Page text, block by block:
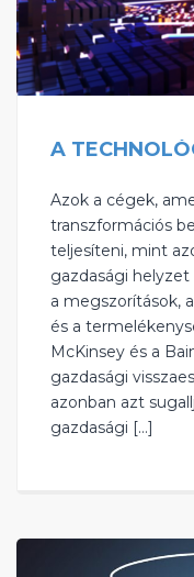
Azok a cégek,
transzformációs
teljesíteni, mint
gazdasági
a megszorítások,
és a
McKinsey és a
gazdasági
azonban azt
gazdasági […]